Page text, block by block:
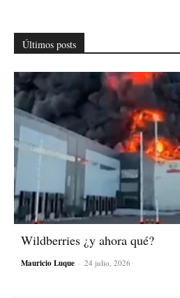
Últimos posts
Wildberries ¿y ahora qué?
Mauricio Luque - 24 julio, 2026